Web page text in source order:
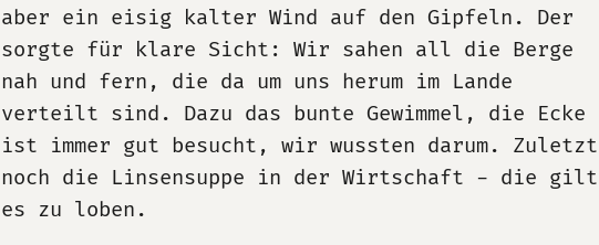
aber ein eisig kalter Wind auf den Gipfeln. Der
sorgte für klare Sicht: Wir sahen all die Berge
nah und fern, die da um uns herum im Lande
verteilt sind. Dazu das bunte Gewimmel, die Ecke
ist immer gut besucht, wir wussten darum. Zuletzt
noch die Linsensuppe in der Wirtschaft - die gilt
es zu loben.